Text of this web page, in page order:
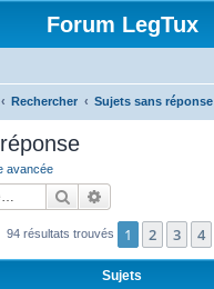
Forum LegTux
Rechercher Sujets sans réponse
avancée
Rechercher
94 résultats trouvés 1 2 3 4
Sujets